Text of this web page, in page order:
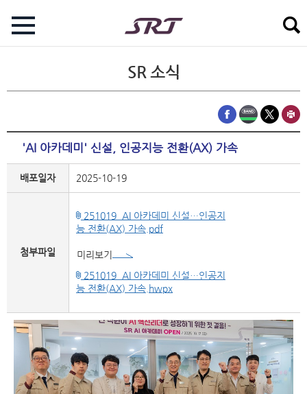
SR 소식
'AI 아카데미' 신설, 인공지능 전환(AX) 가속
배포일자 2025-10-19
첨부파일
251019_AI 아카데미 신설…인공지
능 전환(AX) 가속.pdf
미리보기
251019_AI 아카데미 신설…인공지
능 전환(AX) 가속.hwpx